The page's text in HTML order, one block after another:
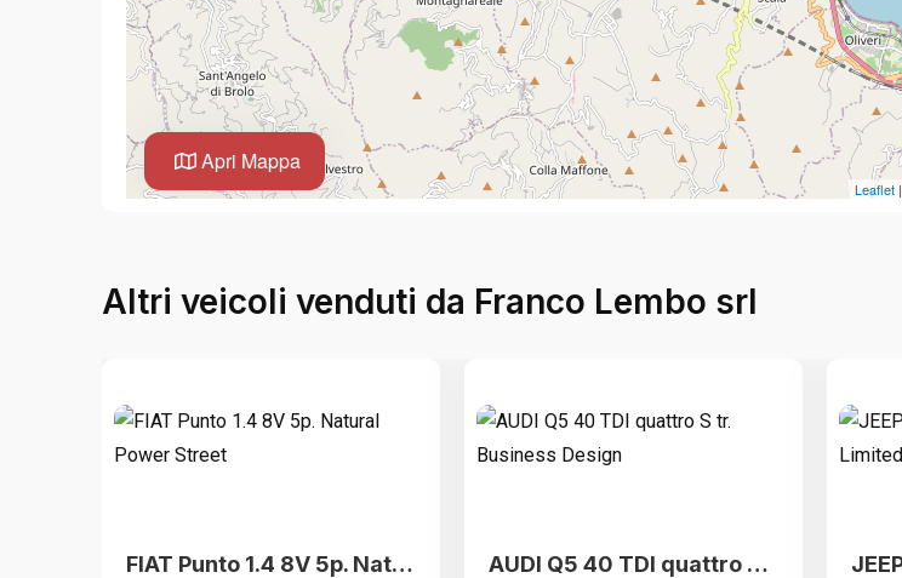
Apri Mappa
Leaflet
Altri veicoli venduti da Franco Lembo srl
FIAT Punto 1.4 8V 5p. Natural Power Street AUDI Q5 40 TDI quattro S tr. Business Design